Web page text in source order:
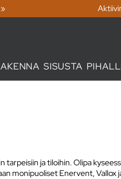
SISUSTA
ja tiloihin. Olipa
monipuoliset Enervent, Vallox